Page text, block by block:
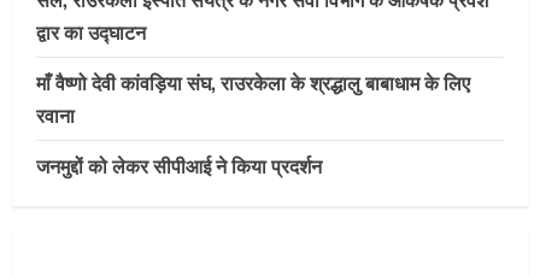
द्वार का उद्घाटन
माँ वैष्णो देवी कांवड़िया संघ, राउरकेला के श्रद्धालु बाबाधाम के लिए
रवाना
जनमुद्दों को लेकर सीपीआई ने किया प्रदर्शन